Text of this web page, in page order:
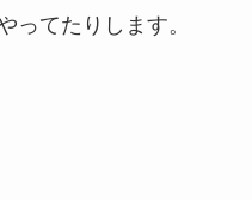
ってたりします。